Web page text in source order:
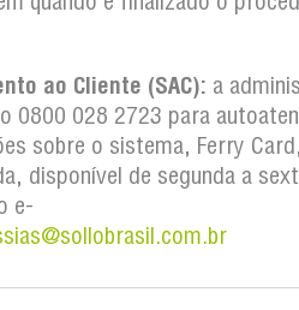
ao Cliente (SAC): a
0800 028 2723 para
sobre o sistema, Ferry
disponível de segunda a
e-